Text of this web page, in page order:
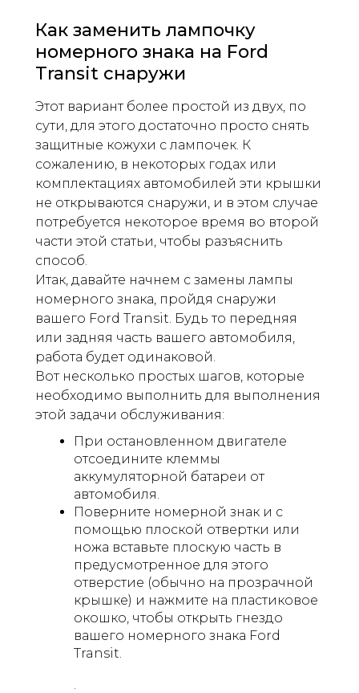
Как заменить лампочку
номерного знака на Ford
Transit снаружи
Этот вариант более простой из двух, по
сути, для этого достаточно просто снять
защитные кожухи с лампочек. К
сожалению, в некоторых годах или
комплектациях автомобилей эти крышки
не открываются снаружи, и в этом случае
потребуется некоторое время во второй
части этой статьи, чтобы разъяснить
способ.
Итак, давайте начнем с замены лампы
номерного знака, пройдя снаружи
вашего Ford Transit. Будь то передняя
или задняя часть вашего автомобиля,
работа будет одинаковой.
Вот несколько простых шагов, которые
необходимо выполнить для выполнения
этой задачи обслуживания:
При остановленном двигателе
отсоедините клеммы
аккумуляторной батареи от
автомобиля.
Поверните номерной знак и с
помощью плоской отвертки или
ножа вставьте плоскую часть в
предусмотренное для этого
отверстие (обычно на прозрачной
крышке) и нажмите на пластиковое
окошко, чтобы открыть гнездо
вашего номерного знака Ford
Transit.
.